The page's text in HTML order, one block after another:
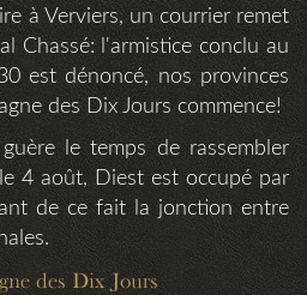
à Verviers, un courrier remet
Chassé: l'armistice conclu au
est dénoncé, nos provinces
des Dix Jours commence!
le temps de rassembler
4 août, Diest est occupé par
de ce fait la jonction entre
des Dix Jours